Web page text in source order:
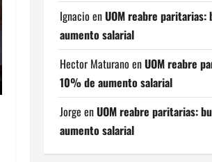
Ignacio enUOM reabre paritarias:
aumento salarial
Hector Maturano enUOM reabre
10% de aumento salarial
Jorge enUOM reabre paritarias:
aumento salarial